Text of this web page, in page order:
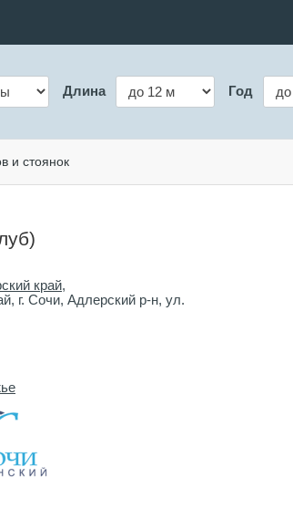
Длина Год
и стоянок
край,
г. Сочи, Адлерский р-н, ул.